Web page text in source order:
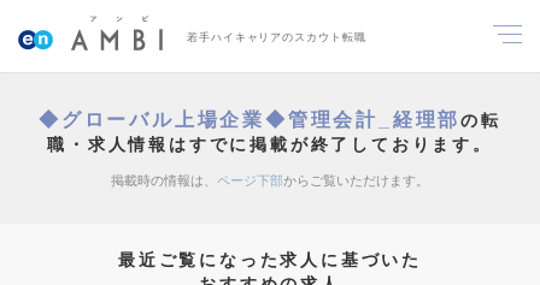
若手ハイキャリアのスカウト転職
◆グローバル上場企業◆管理会計_経理部の転
職・求人情報はすでに掲載が終了しております。
掲載時の情報は、 ページ下部からご覧いただけます。
最近ご覧になった求人に基づいた